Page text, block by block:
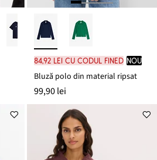
84,92 lei cu codul FINED nou
Bluză polo din material ripsat
99,90 lei